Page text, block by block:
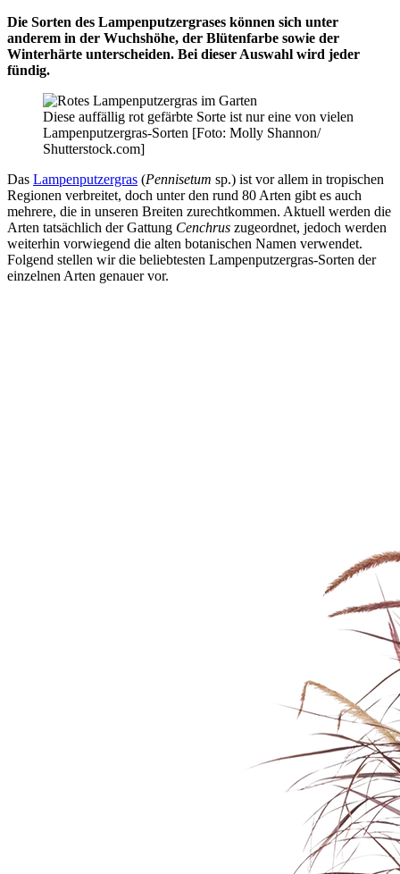
Die Sorten des Lampenputzergrases können sich unter
anderem in der Wuchshöhe, der Blütenfarbe sowie der
Winterhärte unterscheiden. Bei dieser Auswahl wird jeder
fündig.
Diese auffällig rot gefärbte Sorte ist nur eine von vielen
Lampenputzergras-Sorten [Foto: Molly Shannon/
Shutterstock.com]
Das Lampenputzergras (Pennisetum sp.) ist vor allem in tropischen
Regionen verbreitet, doch unter den rund 80 Arten gibt es auch
mehrere, die in unseren Breiten zurechtkommen. Aktuell werden die
Arten tatsächlich der Gattung Cenchrus zugeordnet, jedoch werden
weiterhin vorwiegend die alten botanischen Namen verwendet.
Folgend stellen wir die beliebtesten Lampenputzergras-Sorten der
einzelnen Arten genauer vor.